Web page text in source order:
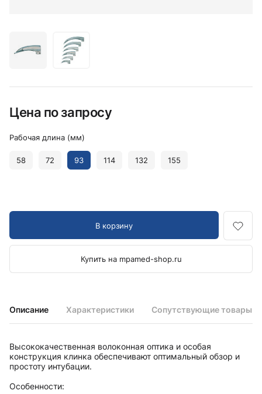
Описание Характеристики Сопутствующие товары
Высококачественная волоконная оптика и особая
конструкция клинка обеспечивают оптимальный обзор и
простоту интубации.
Особенности:
Цена по запросу
Рабочая длина (мм)
58 72 93 114 132 155
В корзину
Купить на mpamed-shop.ru